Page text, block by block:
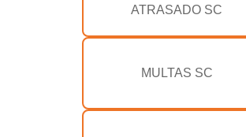
ATRASADO SC
MULTAS SC